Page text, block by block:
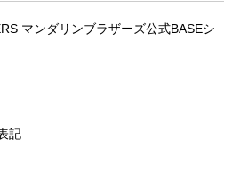
マンダリンブラザーズ公式BASEシ
記